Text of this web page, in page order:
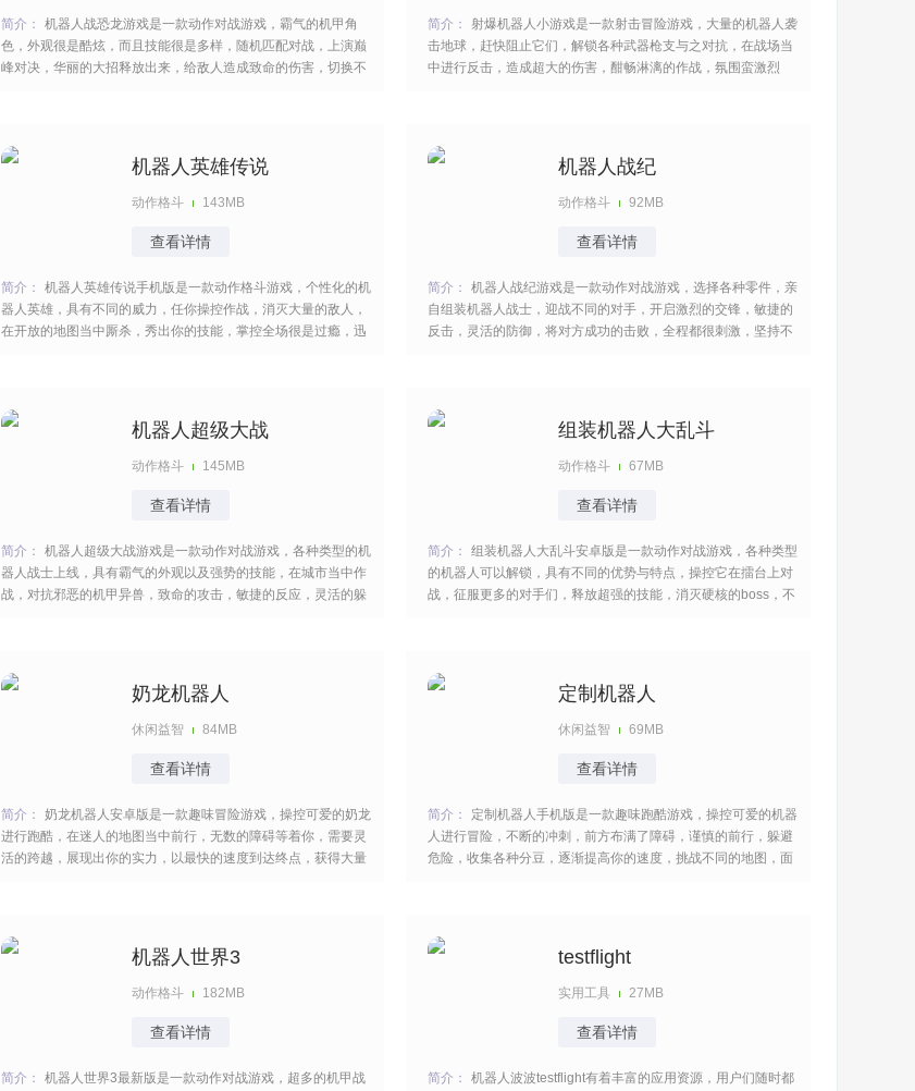
简介：
机器人战恐龙游戏是一款动作对战游戏，霸气的机甲角
色，外观很是酷炫，而且技能很是多样，随机匹配对战，上演巅
峰对决，华丽的大招释放出来，给敌人造成致命的伤害，切换不
简介：
射爆机器人小游戏是一款射击冒险游戏，大量的机器人袭
击地球，赶快阻止它们，解锁各种武器枪支与之对抗，在战场当
中进行反击，造成超大的伤害，酣畅淋漓的作战，氛围蛮激烈
机器人英雄传说
动作格斗 143MB
查看详情
简介：
机器人英雄传说手机版是一款动作格斗游戏，个性化的机
器人英雄，具有不同的威力，任你操控作战，消灭大量的敌人，
在开放的地图当中厮杀，秀出你的技能，掌控全场很是过瘾，迅
机器人战纪
动作格斗 92MB
查看详情
简介：
机器人战纪游戏是一款动作对战游戏，选择各种零件，亲
自组装机器人战士，迎战不同的对手，开启激烈的交锋，敏捷的
反击，灵活的防御，将对方成功的击败，全程都很刺激，坚持不
机器人超级大战
动作格斗 145MB
查看详情
简介：
机器人超级大战游戏是一款动作对战游戏，各种类型的机
器人战士上线，具有霸气的外观以及强势的技能，在城市当中作
战，对抗邪恶的机甲异兽，致命的攻击，敏捷的反应，灵活的躲
组装机器人大乱斗
动作格斗 67MB
查看详情
简介：
组装机器人大乱斗安卓版是一款动作对战游戏，各种类型
的机器人可以解锁，具有不同的优势与特点，操控它在擂台上对
战，征服更多的对手们，释放超强的技能，消灭硬核的boss，不
奶龙机器人
休闲益智 84MB
查看详情
简介：
奶龙机器人安卓版是一款趣味冒险游戏，操控可爱的奶龙
进行跑酷，在迷人的地图当中前行，无数的障碍等着你，需要灵
活的跨越，展现出你的实力，以最快的速度到达终点，获得大量
定制机器人
休闲益智 69MB
查看详情
简介：
定制机器人手机版是一款趣味跑酷游戏，操控可爱的机器
人进行冒险，不断的冲刺，前方布满了障碍，谨慎的前行，躲避
危险，收集各种分豆，逐渐提高你的速度，挑战不同的地图，面
机器人世界3
动作格斗 182MB
查看详情
简介：
机器人世界3最新版是一款动作对战游戏，超多的机甲战
testflight
实用工具 27MB
查看详情
简介：
机器人波波testflight有着丰富的应用资源，用户们随时都